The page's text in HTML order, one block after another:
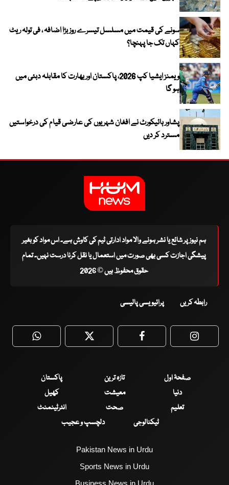
سونے کی قیمت میں مسلسل تیسرے روز بڑا اضافہ ، فی تولہ ریٹ
کہاں تک جا پہنچا؟
ویمنز ایشیا کپ 2026، پاکستان اور بھارت کا مقابلہ دبئی میں
ہو گا
پشاور ہائیکورٹ نے افغان شہریوں کی عارضی قیام کی درخواستیں
مسترد کر دیں
ہم نیوز پر شائع یا نشر ہونے والا مواد ادارتی ٹیم کی کاوش ہے۔ اس مواد کو بغیر
پیشگی اجازت کسی بھی صورت میں استعمال یا نقل کرنا درست نہیں۔ تمام
حقوق محفوظ ہیں © 2026
رابطہ کریں پرائیویسی پالیسی
WhatsApp Twitter Facebook
صفحۂ اول تازہ ترین
پاکستان
دنیا
معیشت
کھیل
تعلیم
صحت
انٹرٹینمنٹ
ٹیکنالوجی
دلچسپ و عجیب
Pakistan News in Urdu
Sports News in Urdu
Business News in Urdu